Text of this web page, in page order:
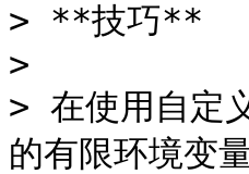
> **技巧**
>
> 在使用自定
的有限环境变